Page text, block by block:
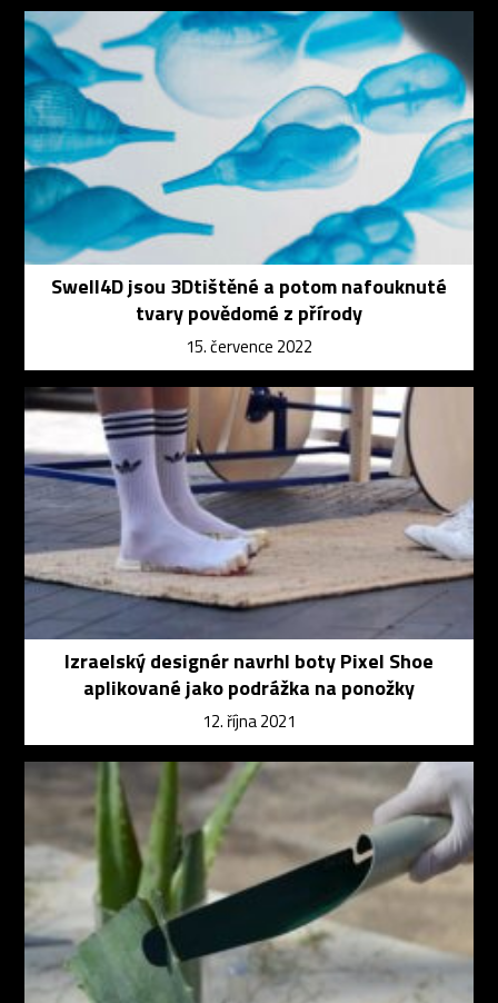
Swell4D jsou 3Dtištěné a potom nafouknuté
tvary povědomé z přírody
15. července 2022
Izraelský designér navrhl boty Pixel Shoe
aplikované jako podrážka na ponožky
12. října 2021